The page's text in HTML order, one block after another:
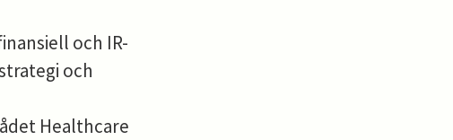
och IR-
och
Healthcare